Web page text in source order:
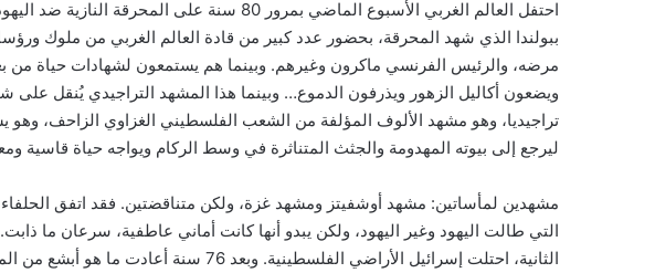
احتفل العالم الغربي الأسبوع الماضي بمرور 80 سنة
ببولندا الذي شهد المحرقة، بحضور عدد كبير من قادة العالم الغربي من ملوك
مرضه، والرئيس الفرنسي ماكرون وغيرهم. وبينما هم يستمعون لشهادات حياة من
ويضعون أكاليل الزهور ويذرفون الدموع… وبينما هذا المشهد التراجيدي يُنقل على
تراجيديا، وهو مشهد الألوف المؤلفة من الشعب الفلسطيني الغزاوي الزاحف،
ليرجع إلى بيوته المهدومة والجثث المتناثرة في وسط الركام ويواجه حياة قاسية
مشهدين لمأساتين: مشهد أوشفيتز ومشهد غزة، ولكن متناقضتين. فقد اتفق الحلفاء
التي طالت اليهود وغير اليهود، ولكن يبدو أنها كانت أماني عاطفية، سرعان ما
الثانية، احتلت إسرائيل الأراضي الفلسطينية.